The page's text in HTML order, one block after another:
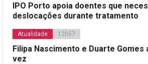
IPO Porto apoia doentes que
deslocações durante tratamento
Atualidade 12h57
Filipa Nascimento e Duarte Gomes
vez